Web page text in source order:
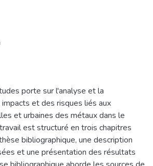
porte sur l'analyse et la
et des risques liés aux
et urbaines des métaux dans le
est structuré en trois chapitres
bibliographique, une description
et une présentation des résultats